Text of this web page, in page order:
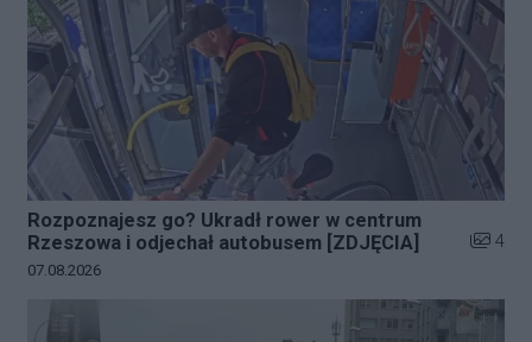
Rozpoznajesz go? Ukradł rower w centrum
Rzeszowa i odjechał autobusem [ZDJĘCIA]
Liczba
4
Data dodania galerii:
07.08.2026